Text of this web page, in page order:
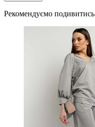
Рекомендуємо подивитись